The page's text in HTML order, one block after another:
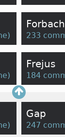
)
Forbach
233
)
Frejus
184
)
Gap
247